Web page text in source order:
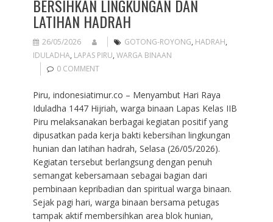
BERSIHKAN LINGKUNGAN DAN
LATIHAN HADRAH
26/05/2026 GOTONG-ROYONG, HADRAH,
IDULADHA, LAPAS PIRU, WARGA BINAAN
0 COMMENT
Piru, indonesiatimur.co – Menyambut Hari Raya
Iduladha 1447 Hijriah, warga binaan Lapas Kelas IIB
Piru melaksanakan berbagai kegiatan positif yang
dipusatkan pada kerja bakti kebersihan lingkungan
hunian dan latihan hadrah, Selasa (26/05/2026).
Kegiatan tersebut berlangsung dengan penuh
semangat kebersamaan sebagai bagian dari
pembinaan kepribadian dan spiritual warga binaan.
Sejak pagi hari, warga binaan bersama petugas
tampak aktif membersihkan area blok hunian,